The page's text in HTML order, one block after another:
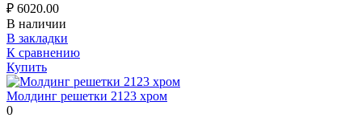
₽ 6020.00
В наличии
В закладки
К сравнению
Купить
Молдинг решетки 2123 хром
0